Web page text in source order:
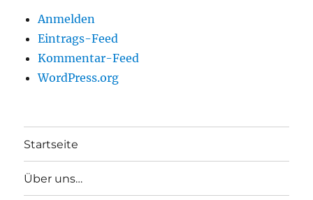
Anmelden
Eintrags-Feed
Kommentar-Feed
WordPress.org
Startseite
Über uns…